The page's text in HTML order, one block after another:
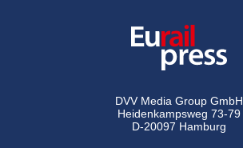
DVV Media Group GmbH
Heidenkampsweg 73-79
D-20097 Hamburg